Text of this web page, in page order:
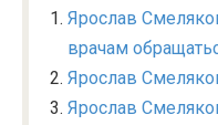
Ярослав
врачам
Ярослав
Ярослав